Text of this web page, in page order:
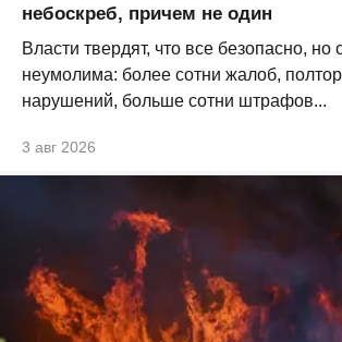
небоскреб, причем не один
Власти твердят, что все безопасно, но
неумолима: более сотни жалоб,
нарушений, больше сотни штрафов...
3 авг 2026